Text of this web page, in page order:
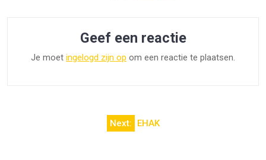
Geef een reactie
Je moet ingelogd zijn op om een reactie te plaatsen.
Next: EHAK